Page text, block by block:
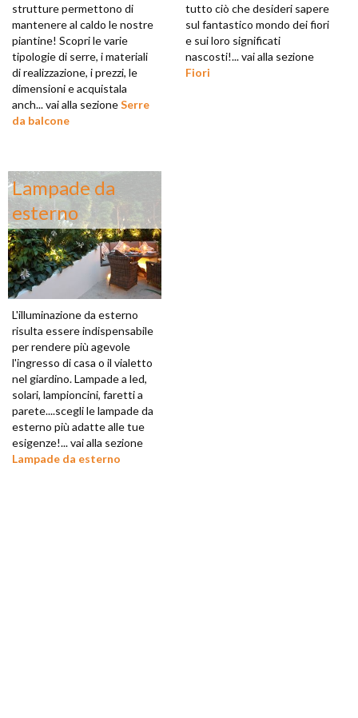
strutture permettono di
mantenere al caldo le nostre
piantine! Scopri le varie
tipologie di serre, i materiali
di realizzazione, i prezzi, le
dimensioni e acquistala
anch... vai alla sezioneSerre
da balcone
tutto ciò che desideri sapere
sul fantastico mondo dei fiori
e sui loro significati
nascosti!... vai alla sezione
Fiori
Lampade da
esterno
L'illuminazione da esterno
risulta essere indispensabile
per rendere più agevole
l'ingresso di casa o il vialetto
nel giardino. Lampade a led,
solari, lampioncini, faretti a
parete....scegli le lampade da
esterno più adatte alle tue
esigenze!... vai alla sezione
Lampade da esterno